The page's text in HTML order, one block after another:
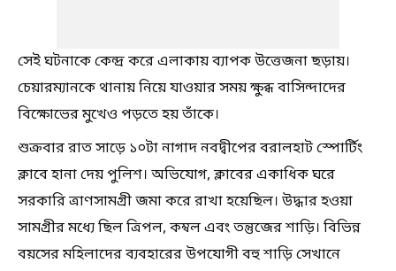
সেই ঘটনাকে কেন্দ্র করে এলাকায় ব্যাপক উত্তেজনা ছড়ায়।
চেয়ারম্যানকে থানায় নিয়ে যাওয়ার সময় ক্ষুব্ধ বাসিন্দাদের
বিক্ষোভের মুখেও পড়তে হয় তাঁকে।
শুক্রবার রাত সাড়ে ১০টা নাগাদ নবদ্বীপের বরালহাট স্পোর্টিং
ক্লাবে হানা দেয় পুলিশ। অভিযোগ, ক্লাবের একাধিক ঘরে
সরকারি ত্রাণসামগ্রী জমা করে রাখা হয়েছিল। উদ্ধার হওয়া
সামগ্রীর মধ্যে ছিল ত্রিপল, কম্বল এবং তন্তুজের শাড়ি। বিভিন্ন
বয়সের মহিলাদের ব্যবহারের উপযোগী বহু শাড়ি সেখানে